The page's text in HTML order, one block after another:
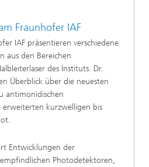
Fraunhofer IAF
IAF präsentieren verschiedene
aus den Bereichen
des Instituts. Dr.
Überblick über die neuesten
antimonidischen
kurzwelligen bis
Entwicklungen der
Photodetektoren,